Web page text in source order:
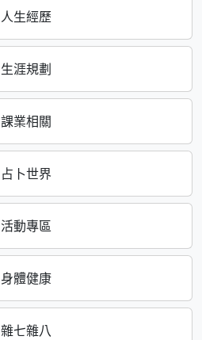
人生經歷
生涯規劃
課業相關
占卜世界
活動專區
身體健康
雜七雜八